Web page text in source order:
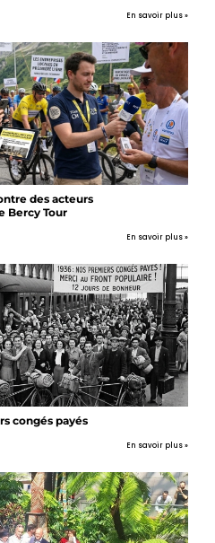
En savoir plus »
des acteurs
Bercy Tour
En savoir plus »
congés payés
En savoir plus »